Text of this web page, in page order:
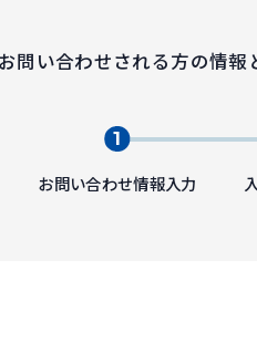
お問い合わせされる方の情
お問い合わせ情報入力